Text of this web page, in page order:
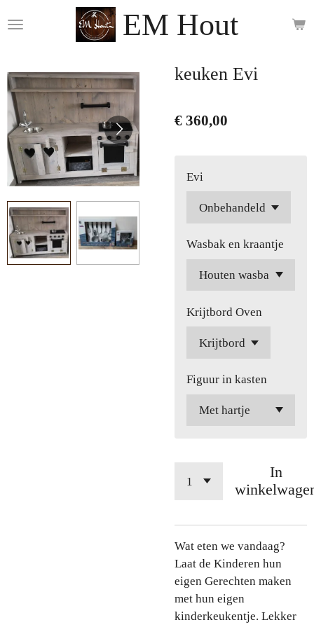
direct
hoofdinhoud
EM Hout
keuken Evi
€ 360,00
Evi
Wasbak en kraantje
Krijtbord Oven
Figuur in kasten
In
Wat eten we vandaag?
Laat de Kinderen hun
eigen Gerechten maken
met hun eigen
kinderkeukentje. Lekker